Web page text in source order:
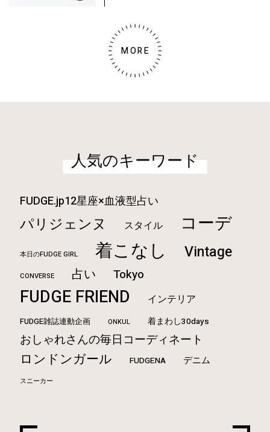
MORE
人気のキーワード
FUDGE.jp12星座×血液型占い
パリジェンヌ スタイル コーデ
本日のFUDGE GIRL 着こなし Vintage
CONVERSE 占い Tokyo
FUDGE FRIEND インテリア
FUDGE雑誌連動企画 ONKUL 着まわし30days
おしゃれさんの毎日コーディネート
ロンドンガール FUDGENA デニム
スニーカー